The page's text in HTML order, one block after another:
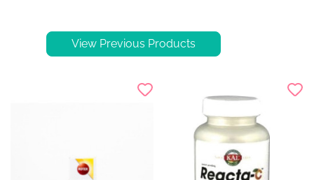
View Previous Products